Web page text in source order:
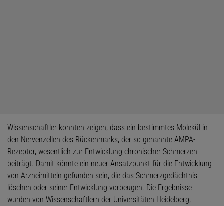
Wissenschaftler konnten zeigen, dass ein bestimmtes Molekül in
den Nervenzellen des Rückenmarks, der so genannte AMPA-
Rezeptor, wesentlich zur Entwicklung chronischer Schmerzen
beiträgt. Damit könnte ein neuer Ansatzpunkt für die Entwicklung
von Arzneimitteln gefunden sein, die das Schmerzgedächtnis
löschen oder seiner Entwicklung vorbeugen. Die Ergebnisse
wurden von Wissenschaftlern der Universitäten Heidelberg,